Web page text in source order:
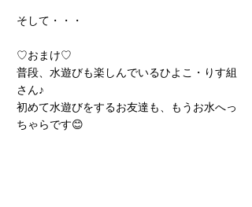
そして・・・
♡おまけ♡
普段、水遊びも楽しんでいるひよこ・りす組
さん♪
初めて水遊びをするお友達も、もうお水へっ
ちゃらです😊